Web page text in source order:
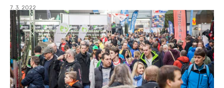
7. 3. 2022